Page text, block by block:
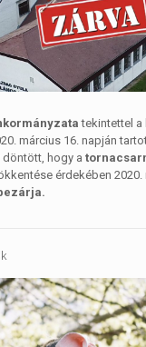
tekintettel a
március 16. napján
hogy a
érdekében 2020.